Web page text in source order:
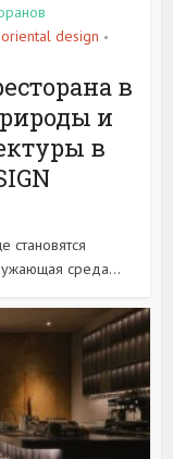
oriental design •
в
и
в
становятся
среда...